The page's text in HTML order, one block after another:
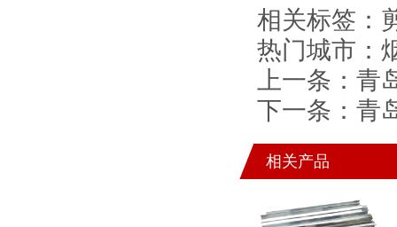
相关标签：
热门城市：
上一条： 青
下一条： 青
相关产品